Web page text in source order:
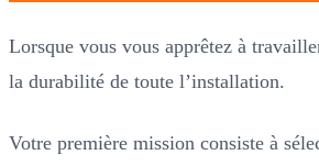
Lorsque vous vous apprêtez à
la durabilité de toute l’installation.
Votre première mission consiste à